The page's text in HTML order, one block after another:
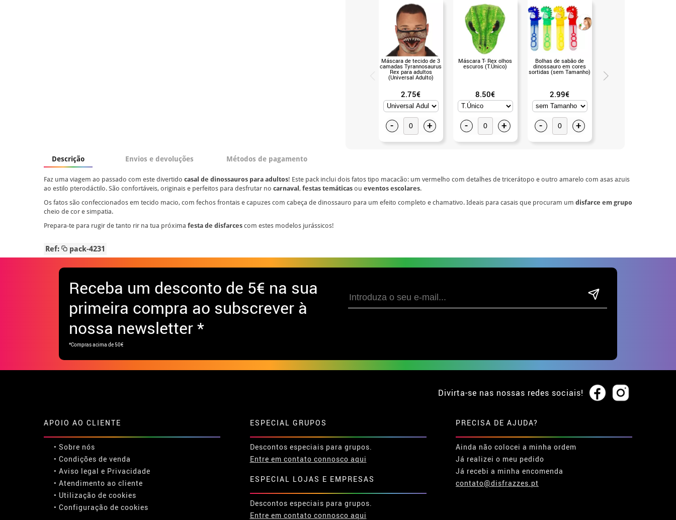
Máscara de tecido de 3
camadas Tyrannosaurus
Rex para adultos
(Universal Adulto)
2.75€
- +
Máscara T- Rex olhos
escuros (T.Único)
8.50€
- +
Bolhas de sabão de
dinossauro em cores
sortidas (sem Tamanho)
2.99€
- +
variados (sem Tamanho)
Descrição Envios e devoluções Métodos de pagamento
Faz uma viagem ao passado com este divertido casal de dinossauros para adultos! Este pack inclui dois fatos tipo macacão: um vermelho com detalhes de tricerátopo e outro amarelo com asas azuis
ao estilo pterodáctilo. São confortáveis, originais e perfeitos para desfrutar no carnaval, festas temáticas ou eventos escolares.
Os fatos são confeccionados em tecido macio, com fechos frontais e capuzes com cabeça de dinossauro para um efeito completo e chamativo. Ideais para casais que procuram um disfarce em grupo
cheio de cor e simpatia.
Prepara-te para rugir de tanto rir na tua próxima festa de disfarces com estes modelos jurássicos!
Ref: pack-4231
Receba um desconto de 5€ na sua
primeira compra ao subscrever à
nossa newsletter *
*Compras acima de 50€
Divirta-se nas nossas redes sociais!
APOIO AO CLIENTE
• Sobre nós
• Condições de venda
• Aviso legal e Privacidade
• Atendimento ao cliente
• Utilização de cookies
• Configuração de cookies
ESPECIAL GRUPOS
Descontos especiais para grupos.
Entre em contato connosco aqui
ESPECIAL LOJAS E EMPRESAS
Descontos especiais para grupos.
Entre em contato connosco aqui
PRECISA DE AJUDA?
Ainda não colocei a minha ordem
Já realizei o meu pedido
Já recebi a minha encomenda
contato@disfrazzes.pt